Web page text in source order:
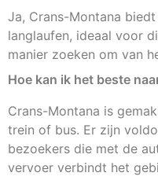
Ja, Crans-Montana
langlaufen, ideaal voor
manier zoeken om van
Hoe kan ik het beste
Crans-Montana is
trein of bus. Er zijn
bezoekers die met de
vervoer verbindt het